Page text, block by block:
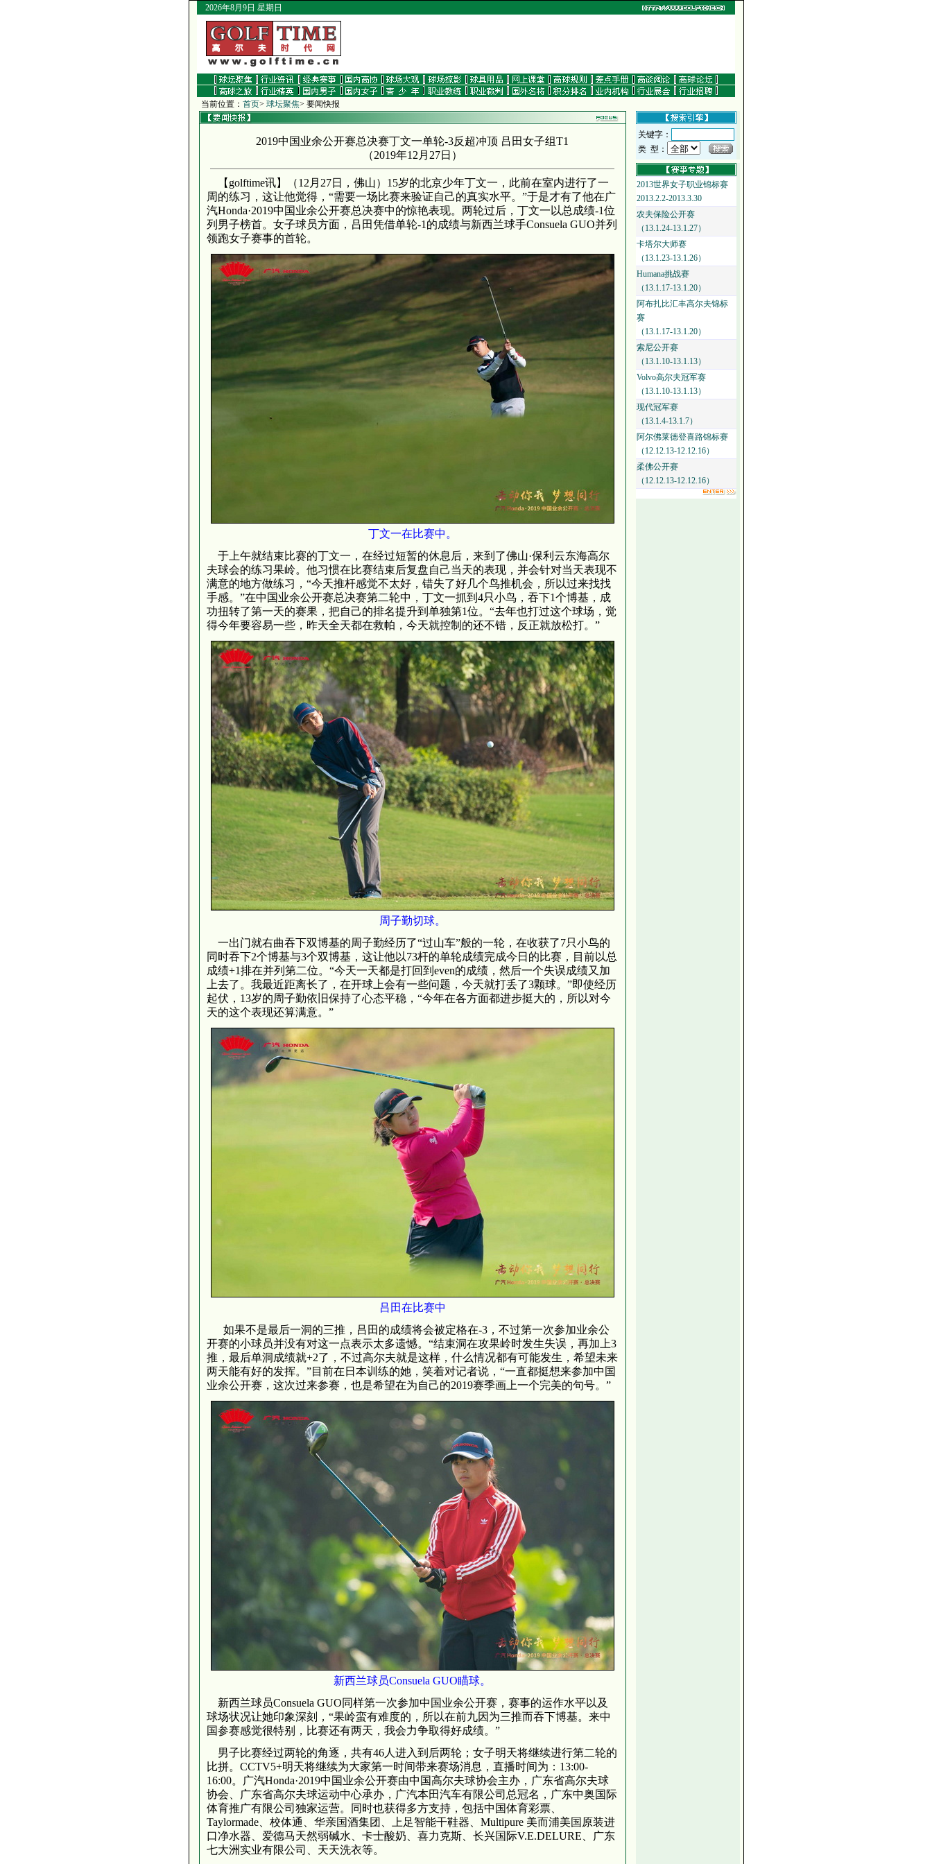
2026年8月9日 星期日
当前位置： 首页> 球坛聚焦> 要闻快报
2019中国业余公开赛总决赛丁文一单轮-3反超冲顶 吕田女子组T1
（2019年12月27日 ）
【golftime讯】
（12月27日，佛山）15岁的北京少年丁文一，此前在室内进行了一
周的练习，这让他觉得，“需要一场比赛来验证自己的真实水平。”于是才有了他在广
汽Honda·2019中国业余公开赛总决赛中的惊艳表现。两轮过后，丁文一以总成绩-1位
列男子榜首。女子球员方面，吕田凭借单轮-1的成绩与新西兰球手Consuela GUO并列
领跑女子赛事的首轮。
丁文一在比赛中。
于上午就结束比赛的丁文一，在经过短暂的休息后，来到了佛山·保利云东海高尔
夫球会的练习果岭。他习惯在比赛结束后复盘自己当天的表现，并会针对当天表现不
满意的地方做练习，“今天推杆感觉不太好，错失了好几个鸟推机会，所以过来找找
手感。”在中国业余公开赛总决赛第二轮中，丁文一抓到4只小鸟，吞下1个博基，成
功扭转了第一天的赛果，把自己的排名提升到单独第1位。“去年也打过这个球场，觉
得今年要容易一些，昨天全天都在救帕，今天就控制的还不错，反正就放松打。”
周子勤切球。
一出门就右曲吞下双博基的周子勤经历了“过山车”般的一轮，在收获了7只小鸟的
同时吞下2个博基与3个双博基，这让他以73杆的单轮成绩完成今日的比赛，目前以总
成绩+1排在并列第二位。“今天一天都是打回到even的成绩，然后一个失误成绩又加
上去了。我最近距离长了，在开球上会有一些问题，今天就打丢了3颗球。”即使经历
起伏，13岁的周子勤依旧保持了心态平稳，“今年在各方面都进步挺大的，所以对今
天的这个表现还算满意。”
吕田在比赛中
如果不是最后一洞的三推，吕田的成绩将会被定格在-3，不过第一次参加业余公
开赛的小球员并没有对这一点表示太多遗憾。“结束洞在攻果岭时发生失误，再加上3
推，最后单洞成绩就+2了，不过高尔夫就是这样，什么情况都有可能发生，希望未来
两天能有好的发挥。”目前在日本训练的她，笑着对记者说，“一直都挺想来参加中国
业余公开赛，这次过来参赛，也是希望在为自己的2019赛季画上一个完美的句号。”
新西兰球员Consuela GUO瞄球。
新西兰球员Consuela GUO同样第一次参加中国业余公开赛，赛事的运作水平以及
球场状况让她印象深刻，“果岭蛮有难度的，所以在前九因为三推而吞下博基。来中
国参赛感觉很特别，比赛还有两天，我会力争取得好成绩。”
男子比赛经过两轮的角逐，共有46人进入到后两轮；女子明天将继续进行第二轮的
比拼。CCTV5+明天将继续为大家第一时间带来赛场消息，直播时间为：13:00-
16:00。广汽Honda·2019中国业余公开赛由中国高尔夫球协会主办，广东省高尔夫球
协会、广东省高尔夫球运动中心承办，广汽本田汽车有限公司总冠名，广东中奥国际
体育推广有限公司独家运营。同时也获得多方支持，包括中国体育彩票、
Taylormade、校体通、华亲国酒集团、上足智能干鞋器、Multipure 美而浦美国原装进
口净水器、爱德马天然弱碱水、卡士酸奶、喜力克斯、长兴国际V.E.DELURE、广东
七大洲实业有限公司、天天洗衣等。
关键字：
类 型：
2013世界女子职业锦标赛
2013.2.2-2013.3.30
农夫保险公开赛
（13.1.24-13.1.27）
卡塔尔大师赛
（13.1.23-13.1.26）
Humana挑战赛
（13.1.17-13.1.20）
阿布扎比汇丰高尔夫锦标
赛
（13.1.17-13.1.20）
索尼公开赛
（13.1.10-13.1.13）
Volvo高尔夫冠军赛
（13.1.10-13.1.13）
现代冠军赛
（13.1.4-13.1.7）
阿尔佛莱德登喜路锦标赛
（12.12.13-12.12.16）
柔佛公开赛
（12.12.13-12.12.16）